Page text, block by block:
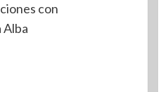
con
Alba